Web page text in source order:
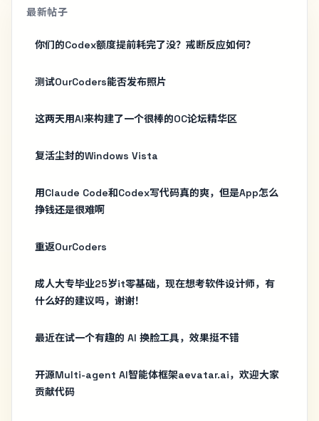
最新帖子
你们的Codex额度提前耗完了没？戒断反应如何？
测试OurCoders能否发布照片
这两天用AI来构建了一个很棒的OC论坛精华区
复活尘封的Windows Vista
用Claude Code和Codex写代码真的爽，但是App怎么
挣钱还是很难啊
重返OurCoders
成人大专毕业25岁it零基础，现在想考软件设计师，有
什么好的建议吗，谢谢！
最近在试一个有趣的 AI 换脸工具，效果挺不错
开源Multi-agent AI智能体框架aevatar.ai，欢迎大家
贡献代码